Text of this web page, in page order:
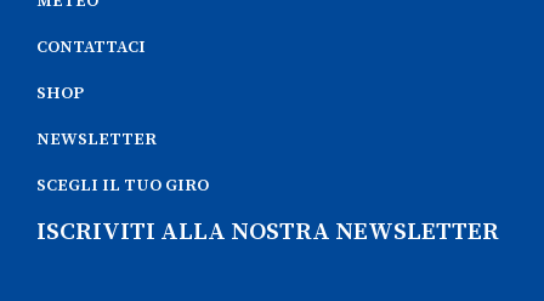
CONTATTACI
SHOP
NEWSLETTER
SCEGLI IL TUO GIRO
ISCRIVITI ALLA NOSTRA NEWSLETTER